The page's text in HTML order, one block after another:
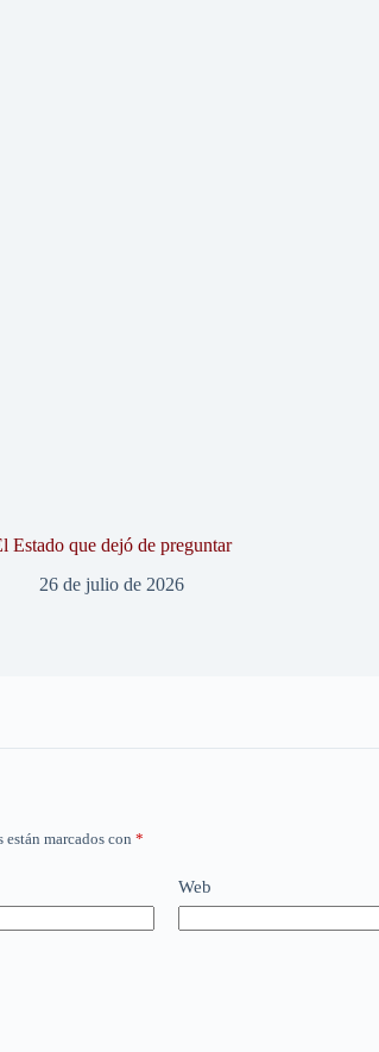
Estado que dejó de preguntar
26 de julio de 2026
marcados con *
Web